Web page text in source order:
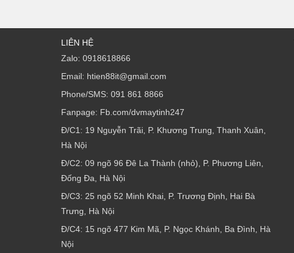
LIÊN HỆ
Zalo: 0918618866
Email: htien88it@gmail.com
Phone/SMS: 091 861 8866
Fanpage: Fb.com/dvmaytinh247
Đ/C1: 19 Nguyễn Trãi, P. Khương Trung, Thanh Xuân,
Hà Nội
Đ/C2: 09 ngõ 96 Đê La Thành (nhỏ), P. Phương Liên,
Đống Đa, Hà Nội
Đ/C3: 25 ngõ 52 Minh Khai, P. Trương Định, Hai Bà
Trưng, Hà Nội
Đ/C4: 15 ngõ 477 Kim Mã, P. Ngọc Khánh, Ba Đình, Hà
Nội